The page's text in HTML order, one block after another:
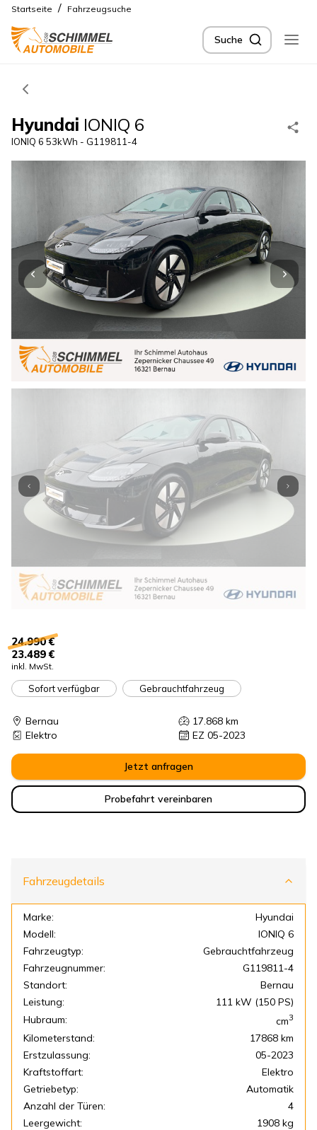
Startseite / Fahrzeugsuche
Suche
Hyundai IONIQ 6
IONIQ 6 53kWh - G119811-4
24.990 €
23.489 €
inkl. MwSt.
Sofort verfügbar Gebrauchtfahrzeug
Bernau 17.868km
Elektro
EZ 05-2023
Jetzt anfragen
Probefahrt vereinbaren
Fahrzeugdetails
Marke:
Hyundai
Modell:
IONIQ 6
Fahrzeugtyp:
Gebrauchtfahrzeug
Fahrzeugnummer:
G119811-4
Standort:
Bernau
Leistung:
111 kW (150 PS)
Hubraum:
cm3
Kilometerstand:
17868 km
Erstzulassung:
05-2023
Kraftstoffart:
Elektro
Getriebetyp:
Automatik
Anzahl der Türen:
4
Leergewicht:
1908 kg